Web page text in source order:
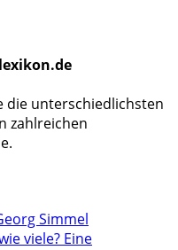
die unterschiedlichsten
zahlreichen
Simmel
viele? Eine